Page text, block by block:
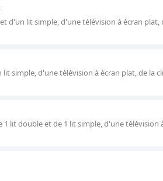
d'un lit simple, d'une télévision à écran plat,
simple, d'une télévision à écran plat, de la
1 lit double et de 1 lit simple, d'une